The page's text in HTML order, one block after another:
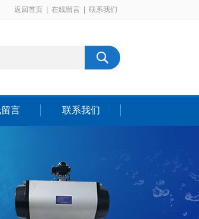
返回首页 在线留言 联系我们
言 联系我们